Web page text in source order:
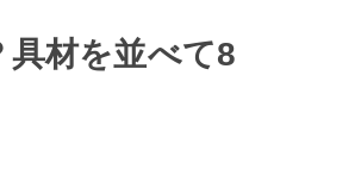
具材を並べて8